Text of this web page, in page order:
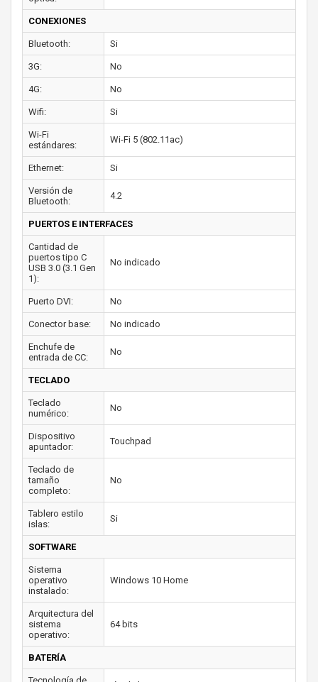
CONEXIONES
Bluetooth: Si
3G: No
4G: No
Wifi: Si
Wi-Fi
estándares:
Wi-Fi 5 (802.11ac)
Ethernet: Si
Versión de
Bluetooth:
4.2
PUERTOS E INTERFACES
Cantidad de
puertos tipo C
USB 3.0 (3.1 Gen
1):
No indicado
Puerto DVI: No
Conector base: No indicado
Enchufe de
entrada de CC:
No
TECLADO
Teclado
numérico:
No
Dispositivo
apuntador:
Touchpad
Teclado de
tamaño
completo:
No
Tablero estilo
islas:
Si
SOFTWARE
Sistema
operativo
instalado:
Windows 10 Home
Arquitectura del
sistema
operativo:
64 bits
BATERÍA